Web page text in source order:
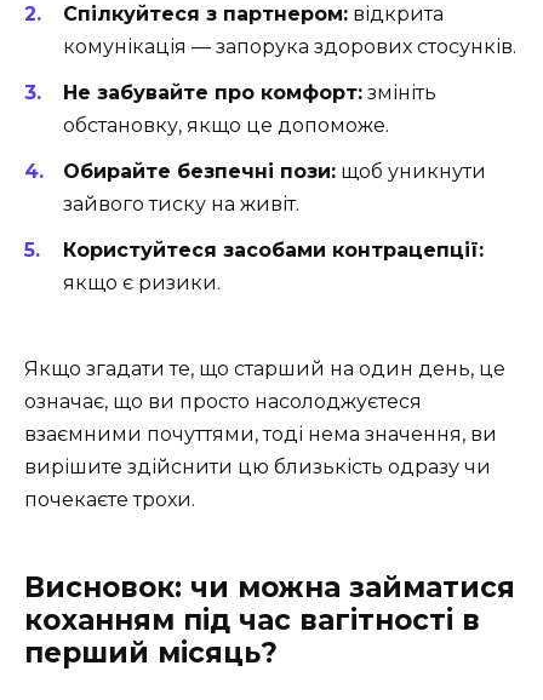
Спілкуйтеся з партнером: відкрита
комунікація — запорука здорових стосунків.
Не забувайте про комфорт: змініть
обстановку, якщо це допоможе.
Обирайте безпечні пози: щоб уникнути
зайвого тиску на живіт.
Користуйтеся засобами контрацепції:
якщо є ризики.
Якщо згадати те, що старший на один день, це
означає, що ви просто насолоджуєтеся
взаємними почуттями, тоді нема значення, ви
вирішите здійснити цю близькість одразу чи
почекаєте трохи.
Висновок: чи можна займатися
коханням під час вагітності в
перший місяць?